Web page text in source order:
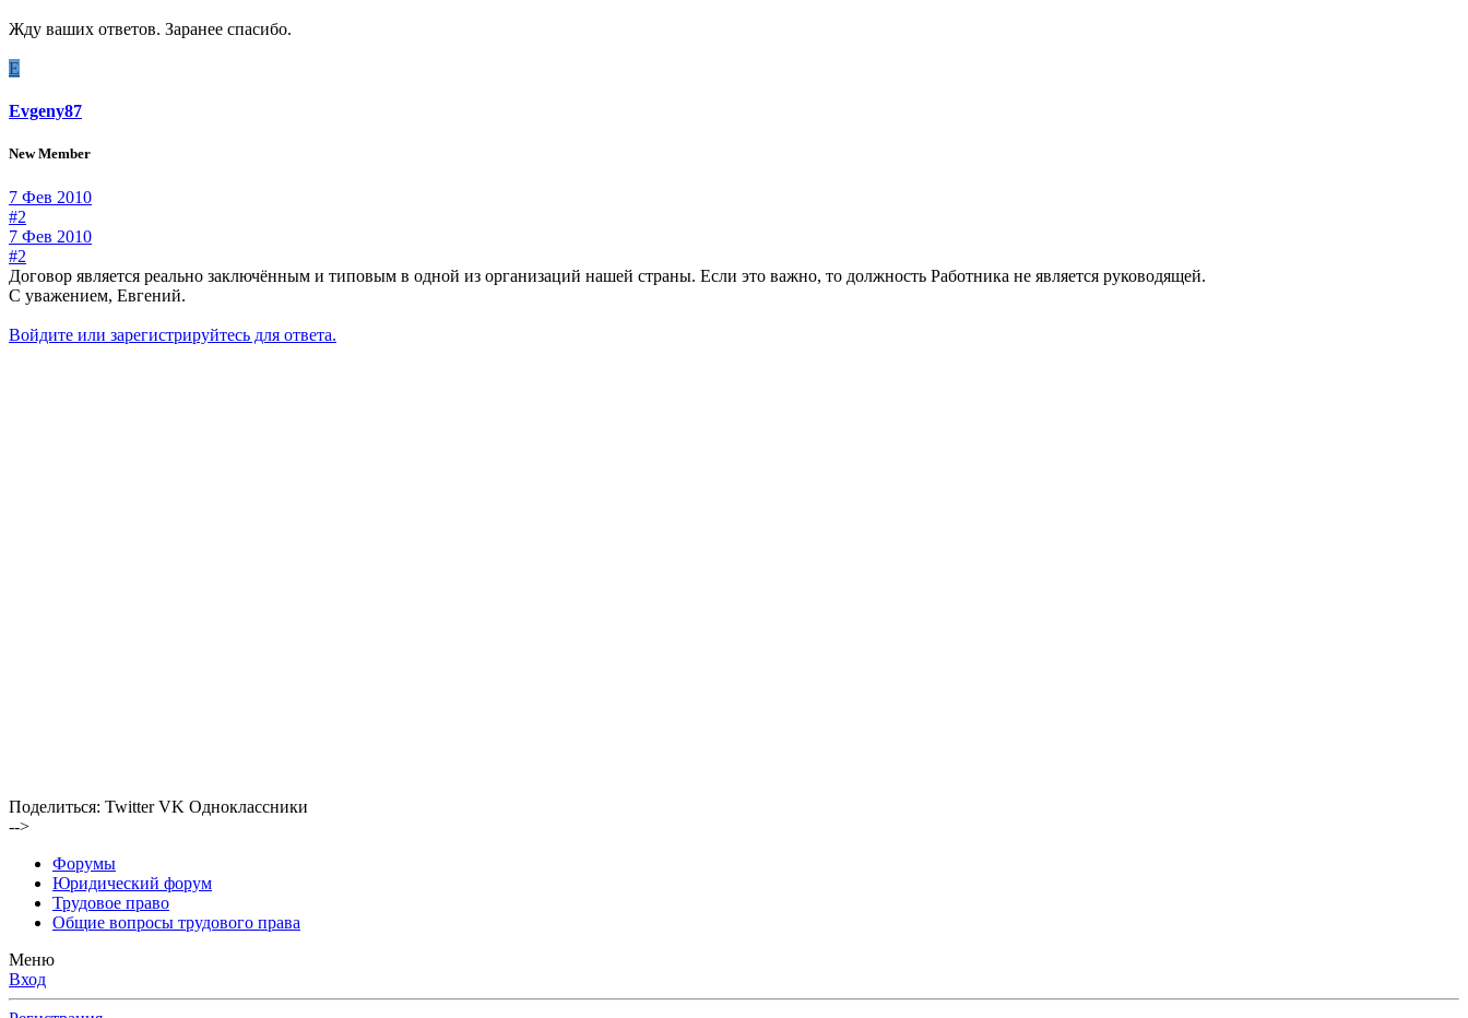
Жду ваших ответов. Заранее спасибо.
E
Evgeny87
New Member
7 Фев 2010
#2
7 Фев 2010
#2
Договор является реально заключённым и типовым в одной из организаций нашей страны. Если это важно, то должность Работника не является руководящей.
С уважением, Евгений.
Войдите или зарегистрируйтесь для ответа.
Поделиться: Twitter VK Одноклассники
-->
Форумы
Юридический форум
Трудовое право
Общие вопросы трудового права
Меню
Вход